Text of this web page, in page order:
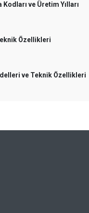
ve Üretim Yılları
Özellikleri
ve Teknik Özellikleri